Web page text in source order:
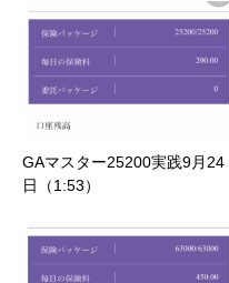
GAマスター25200実践9月24
日（1:53）